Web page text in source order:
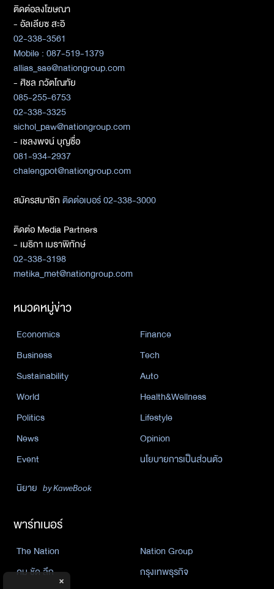
ติดต่อลงโฆษณา
- อัลเลียซ สะอิ
02-338-3561
Mobile : 087-519-1379
allias_sae@nationgroup.com
- ศิชล ภวัตโณทัย
085-255-6753
02-338-3325
sichol_paw@nationgroup.com
- เชลงพจน์ บุญซื่อ
081-934-2937
chalengpot@nationgroup.com
สมัครสมาชิกติดต่อเบอร์ 02-338-3000
ติดต่อ Media Partners
- เมธิกา เมธาพิทักษ์
02-338-3198
metika_met@nationgroup.com
หมวดหมู่ข่าว
Economics
Finance
Business
Tech
Sustainability
Auto
World
Health&Wellness
Politics
Lifestyle
News
Opinion
Event
นโยบายการเป็นส่วนตัว
นิยาย by KaweBook
พาร์ทเนอร์
The Nation
Nation Group
คม ชัด ลึก
กรุงเทพธุรกิจ
×